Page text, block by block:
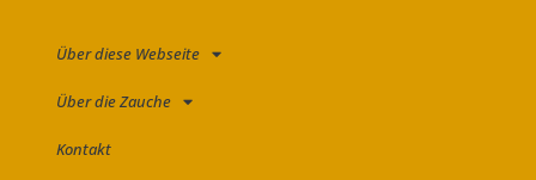
Über diese Webseite
Über die Zauche
Kontakt